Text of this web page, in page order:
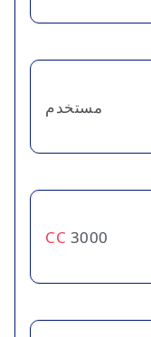
مستخدم
3000
CC